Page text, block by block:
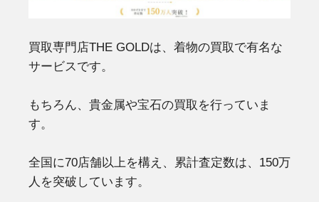
買取専門店THE GOLDは、着物の買取で有名な
サービスです。
もちろん、貴金属や宝石の買取を行っていま
す。
全国に70店舗以上を構え、累計査定数は、150万
人を突破しています。